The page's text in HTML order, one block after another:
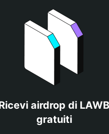
airdrop di LAWB
gratuiti